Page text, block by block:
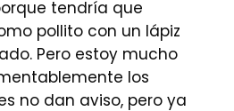
tendría que
pollito con un lápiz
Pero estoy mucho
los
no dan aviso, pero ya